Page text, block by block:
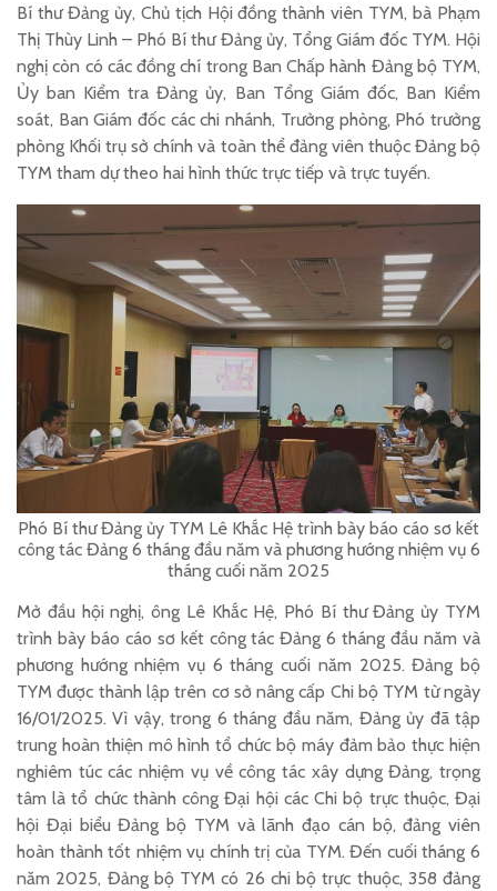
Bí thư Đảng ủy, Chủ tịch Hội đồng thành viên TYM, bà Phạm
Thị Thùy Linh – Phó Bí thư Đảng ủy, Tổng Giám đốc TYM. Hội
nghị còn có các đồng chí trong Ban Chấp hành Đảng bộ TYM,
Ủy ban Kiểm tra Đảng ủy, Ban Tổng Giám đốc, Ban Kiểm
soát, Ban Giám đốc các chi nhánh, Trưởng phòng, Phó trưởng
phòng Khối trụ sở chính và toàn thể đảng viên thuộc Đảng bộ
TYM tham dự theo hai hình thức trực tiếp và trực tuyến.
Phó Bí thư Đảng ủy TYM Lê Khắc Hệ trình bày báo cáo sơ kết
công tác Đảng 6 tháng đầu năm và phương hướng nhiệm vụ 6
tháng cuối năm 2025
Mở đầu hội nghị, ông Lê Khắc Hệ, Phó Bí thư Đảng ủy TYM
trình bày báo cáo sơ kết công tác Đảng 6 tháng đầu năm và
phương hướng nhiệm vụ 6 tháng cuối năm 2025. Đảng bộ
TYM được thành lập trên cơ sở nâng cấp Chi bộ TYM từ ngày
16/01/2025. Vì vậy, trong 6 tháng đầu năm, Đảng ủy đã tập
trung hoàn thiện mô hình tổ chức bộ máy đảm bảo thực hiện
nghiêm túc các nhiệm vụ về công tác xây dựng Đảng, trọng
tâm là tổ chức thành công Đại hội các Chi bộ trực thuộc, Đại
hội Đại biểu Đảng bộ TYM và lãnh đạo cán bộ, đảng viên
hoàn thành tốt nhiệm vụ chính trị của TYM. Đến cuối tháng 6
năm 2025, Đảng bộ TYM có 26 chi bộ trực thuộc, 358 đảng